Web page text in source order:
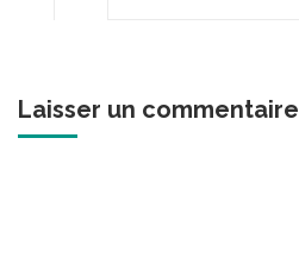
Laisser un commentaire